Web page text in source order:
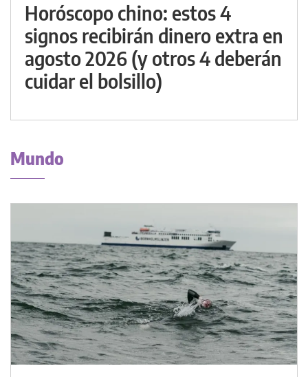
Horóscopo chino: estos 4
signos recibirán dinero extra en
agosto 2026 (y otros 4 deberán
cuidar el bolsillo)
Mundo